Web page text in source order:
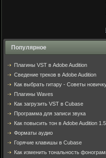
Популярное
Плагины VST в Adobe Audition
Cведение треков в Adobe Audition
Как выбрать гитару - Советы
Плагины Waves
Как загрузить VST в Cubase
Программа для записи звука
Как повысить тон в Adobe Audition 1.5
Форматы аудио
Горячие клавишы в Cubase
Как изменить тональность